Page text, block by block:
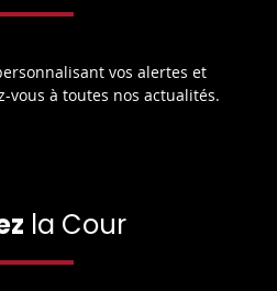
vos alertes et
vous à toutes nos actualités.
la Cour